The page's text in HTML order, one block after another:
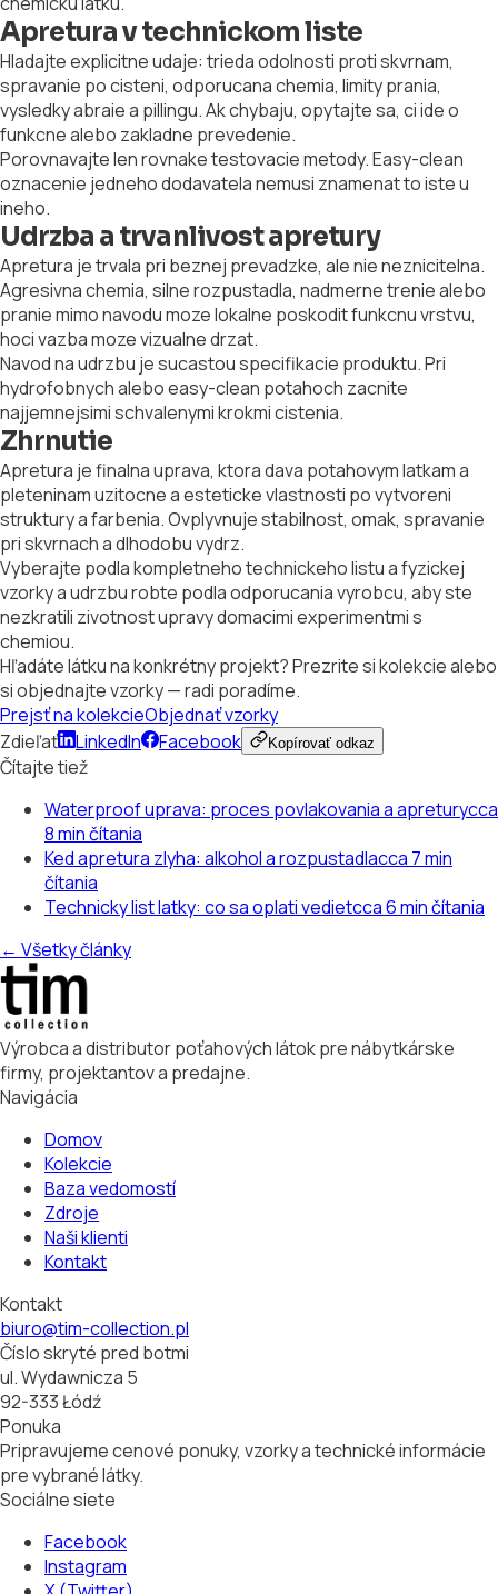
Apretura v technickom liste
Hladajte explicitne udaje: trieda odolnosti proti skvrnam,
spravanie po cisteni, odporucana chemia, limity prania,
vysledky abraie a pillingu. Ak chybaju, opytajte sa, ci ide o
funkcne alebo zakladne prevedenie.
Porovnavajte len rovnake testovacie metody. Easy-clean
oznacenie jedneho dodavatela nemusi znamenat to iste u
ineho.
Udrzba a trvanlivost apretury
Apretura je trvala pri beznej prevadzke, ale nie neznicitelna.
Agresivna chemia, silne rozpustadla, nadmerne trenie alebo
pranie mimo navodu moze lokalne poskodit funkcnu vrstvu,
hoci vazba moze vizualne drzat.
Navod na udrzbu je sucastou specifikacie produktu. Pri
hydrofobnych alebo easy-clean potahoch zacnite
najjemnejsimi schvalenymi krokmi cistenia.
Zhrnutie
Apretura je finalna uprava, ktora dava potahovym latkam a
pleteninam uzitocne a esteticke vlastnosti po vytvoreni
struktury a farbenia. Ovplyvnuje stabilnost, omak, spravanie
pri skvrnach a dlhodobu vydrz.
Vyberajte podla kompletneho technickeho listu a fyzickej
vzorky a udrzbu robte podla odporucania vyrobcu, aby ste
nezkratili zivotnost upravy domacimi experimentmi s
chemiou.
Hľadáte látku na konkrétny projekt? Prezrite si kolekcie alebo
si objednajte vzorky — radi poradíme.
Prejsť na kolekcieObjednať vzorky
Zdieľať
LinkedIn Facebook Kopírovať odkaz
Čítajte tiež
Waterproof uprava: proces povlakovania a apreturycca
8 min čítania
Ked apretura zlyha: alkohol a rozpustadlacca 7 min
čítania
Technicky list latky: co sa oplati vedietcca 6 min čítania
← Všetky články
Výrobca a distributor poťahových látok pre nábytkárske
firmy, projektantov a predajne.
Navigácia
Domov
Kolekcie
Baza vedomostí
Zdroje
Naši klienti
Kontakt
Kontakt
biuro@tim-collection.pl
Číslo skryté pred botmi
ul. Wydawnicza 5
92-333 Łódź
Ponuka
Pripravujeme cenové ponuky, vzorky a technické informácie
pre vybrané látky.
Sociálne siete
Facebook
Instagram